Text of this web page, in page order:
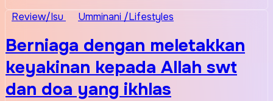
Review/Isu
Umminani /Lifestyles
Berniaga dengan meletakkan
keyakinan kepada Allah swt
dan doa yang ikhlas